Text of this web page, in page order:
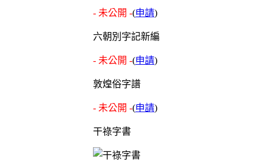
- 未公開 -(申請)
六朝別字記新編
- 未公開 -(申請)
敦煌俗字譜
- 未公開 -(申請)
干祿字書